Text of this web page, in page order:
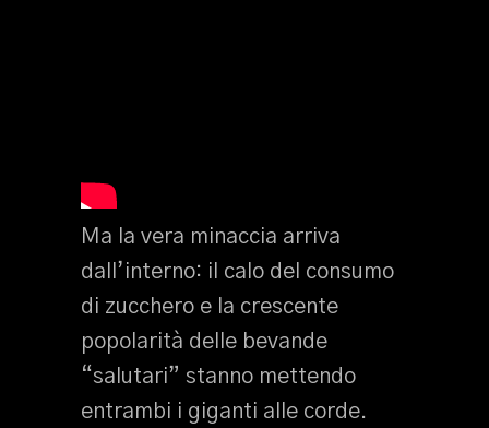
Ma la vera minaccia arriva
dall’interno: il calo del consumo
di zucchero e la crescente
popolarità delle bevande
“salutari” stanno mettendo
entrambi i giganti alle corde.